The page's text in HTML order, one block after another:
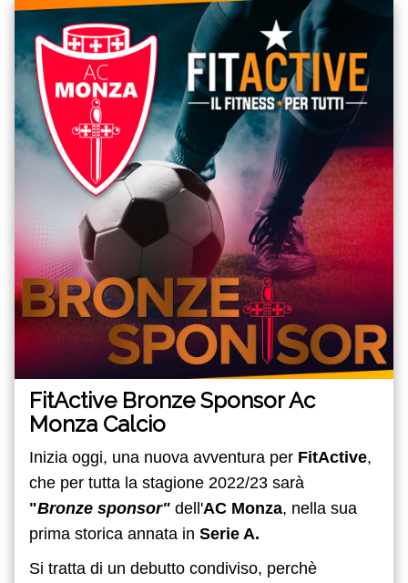
FitActive Bronze Sponsor Ac
Monza Calcio
Inizia oggi, una nuova avventura per FitActive,
che per tutta la stagione 2022/23 sarà
"Bronze sponsor" dell'AC Monza, nella sua
prima storica annata in Serie A.
Si tratta di un debutto condiviso, perchè